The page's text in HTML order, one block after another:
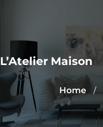
L’Atelier Maison
Home /